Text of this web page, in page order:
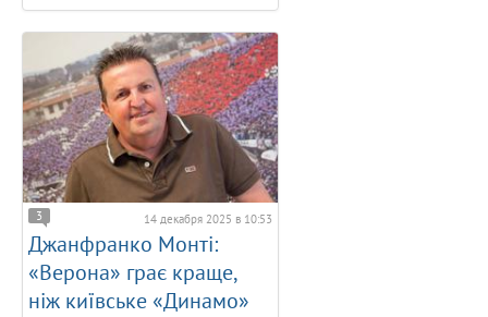
3 14 декабря 2025 в 10:53
Джанфранко Монті:
«Верона» грає краще,
ніж київське «Динамо»